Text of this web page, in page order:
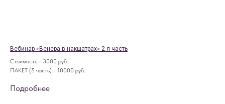
Вебинар «Венера в накшатрах» 2-я часть
Стоимость - 3000 руб.
ПАКЕТ (5 часть) - 10000 руб.
Подробнее